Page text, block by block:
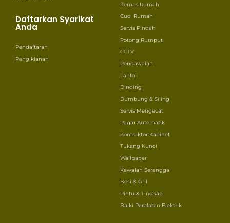
Daftarkan Syarikat
Anda
Pendaftaran
Pengiklanan
Kemas Rumah
Cuci Rumah
Servis Pindah
Potong Rumput
CCTV
Pendawaian
Lantai
Dinding
Bumbung & Siling
Servis Mengecat
Pagar Automatik
Kontraktor Kabinet
Tukang Kunci
Wallpaper
Kawalan Serangga
Besi & Gril
Pintu & Tingkap
Baiki Peralatan Elektrik